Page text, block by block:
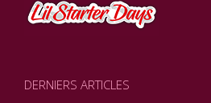
DERNIERS ARTICLES